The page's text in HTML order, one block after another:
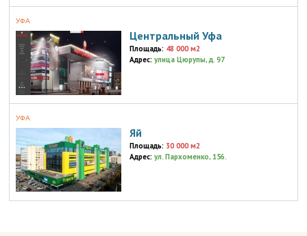
УФА
Центральный Уфа
Площадь: 48 000 м2
Адрес: улица Цюрупы, д. 97
УФА
Яй
Площадь: 30 000 м2
Адрес: ул. Пархоменко, 156.